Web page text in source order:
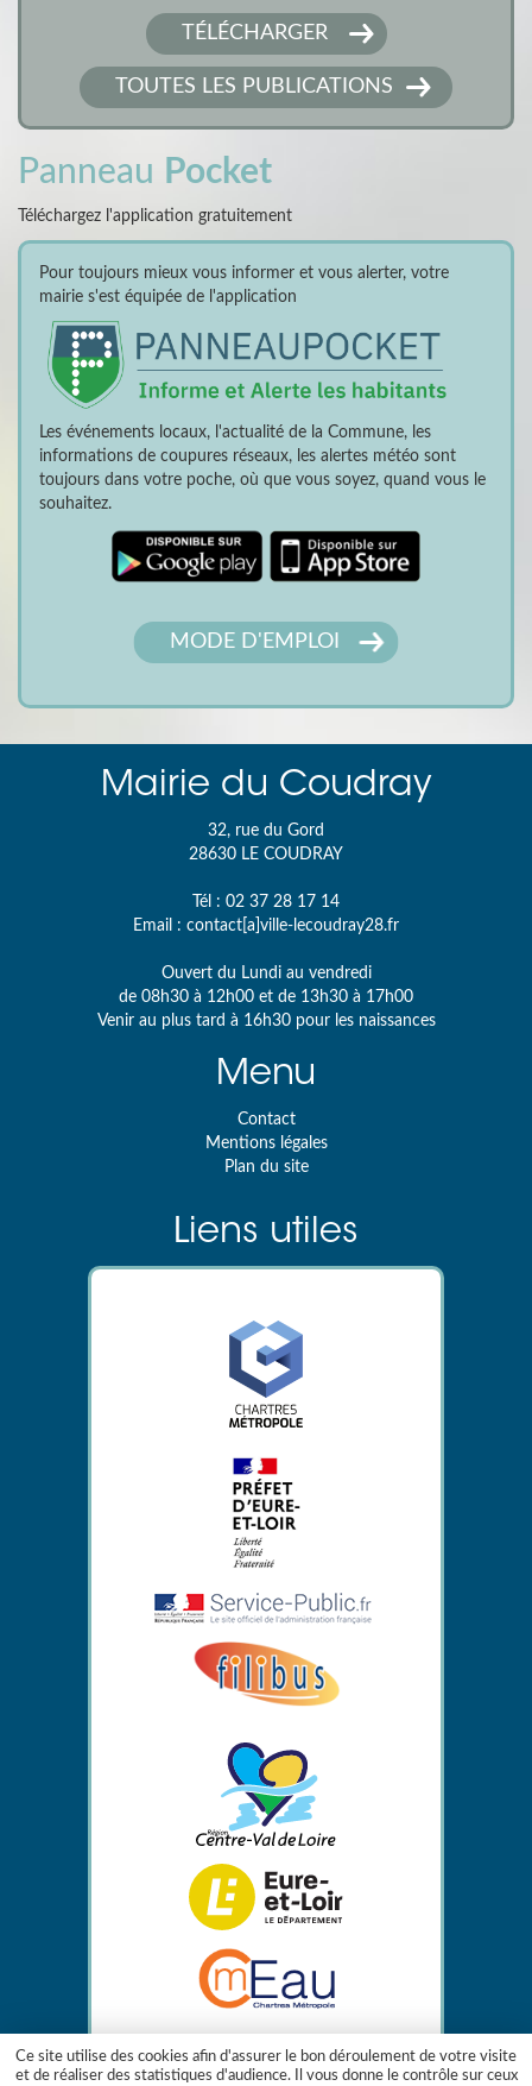
TÉLÉCHARGER
TOUTES LES PUBLICATIONS
Panneau Pocket
Téléchargez l'application gratuitement
Pour toujours mieux vous informer et vous alerter, votre
mairie s'est équipée de l'application
Les événements locaux, l'actualité de la Commune, les
informations de coupures réseaux, les alertes météo sont
toujours dans votre poche, où que vous soyez, quand vous le
souhaitez.
MODE D'EMPLOI
Mairie du Coudray
32, rue du Gord
28630 LE COUDRAY
Tél : 02 37 28 17 14
Email : contact[a]ville-lecoudray28.fr
Ouvert du Lundi au vendredi
de 08h30 à 12h00 et de 13h30 à 17h00
Venir au plus tard à 16h30 pour les naissances
Menu
Contact
Mentions légales
Plan du site
Liens utiles
Ce site utilise des cookies afin d'assurer le bon déroulement de votre visite
et de réaliser des statistiques d'audience. Il vous donne le contrôle sur ceux